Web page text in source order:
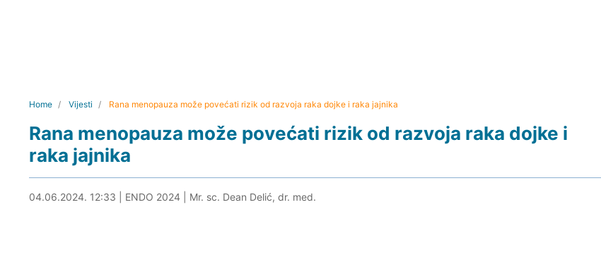
Home Vijesti Rana menopauza može povećati rizik od razvoja raka dojke i raka jajnika
Rana menopauza može povećati rizik od razvoja raka dojke i
raka jajnika
04.06.2024. 12:47
04.06.2024. 12:33 ENDO 2024| Mr. sc. Dean Delić, dr. med.